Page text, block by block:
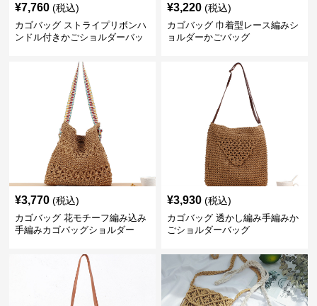
¥7,760 (税込)
カゴバッグ ストライプリボンハ
ンドル付きかごショルダーバッ
¥3,220 (税込)
カゴバッグ 巾着型レース編みシ
ョルダーかごバッグ
¥3,770 (税込)
カゴバッグ 花モチーフ編み込み
手編みカゴバッグショルダー
¥3,930 (税込)
カゴバッグ 透かし編み手編みか
ごショルダーバッグ